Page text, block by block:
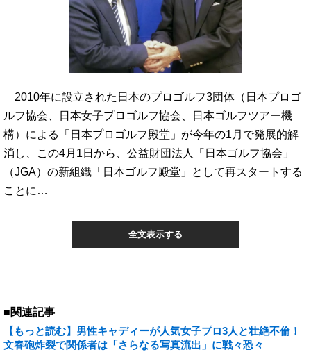
2010年に設立された日本のプロゴルフ3団体（日本プロゴ
ルフ協会、日本女子プロゴルフ協会、日本ゴルフツアー機
構）による「日本プロゴルフ殿堂」が今年の1月で発展的解
消し、この4月1日から、公益財団法人「日本ゴルフ協会」
（JGA）の新組織「日本ゴルフ殿堂」として再スタートする
ことに…
全文表示する
■関連記事
【もっと読む】男性キャディーが人気女子プロ3人と壮絶不倫！
文春砲炸裂で関係者は「さらなる写真流出」に戦々恐々